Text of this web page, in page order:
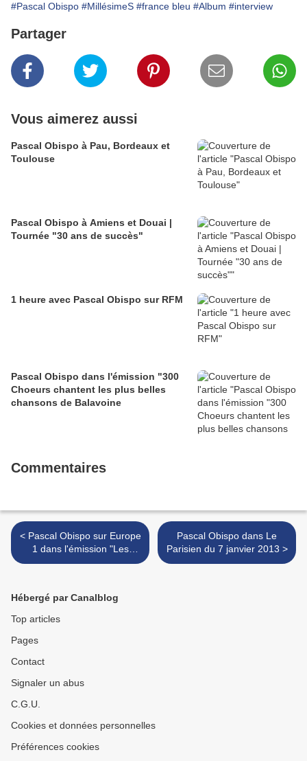
#Pascal Obispo #MillésimeS #france bleu #Album #interview
Partager
Vous aimerez aussi
Pascal Obispo à Pau, Bordeaux et
Toulouse
Pascal Obispo à Amiens et Douai |
Tournée "30 ans de succès"
1 heure avec Pascal Obispo sur RFM
Pascal Obispo dans l'émission "300
Choeurs chantent les plus belles
chansons de Balavoine
Commentaires
< Pascal Obispo sur Europe
1 dans l'émission "Les
Incontournables" de Nikos
Pascal Obispo dans Le
Parisien du 7 janvier 2013 >
Hébergé par Canalblog
Top articles
Pages
Contact
Signaler un abus
C.G.U.
Cookies et données personnelles
Préférences cookies